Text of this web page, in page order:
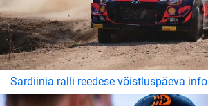
Sardiinia ralli reedese võistluspäeva info